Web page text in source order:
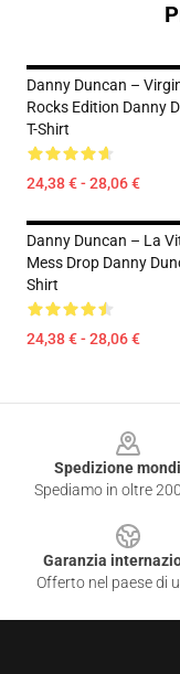
Danny Duncan –
Rocks Edition Danny
T-Shirt
24,38 € - 28,06 €
Danny Duncan – La
Mess Drop Danny
Shirt
24,38 € - 28,06 €
Spedizione
Spediamo in oltre
Garanzia
Offerto nel paese di